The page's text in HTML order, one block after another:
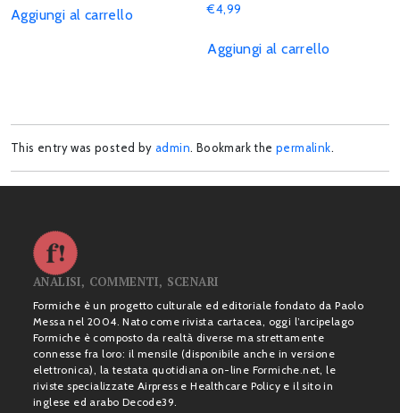
Aggiungi al carrello €4,99
Aggiungi al carrello
This entry was posted by admin. Bookmark thepermalink.
ANALISI, COMMENTI, SCENARI
Formiche è un progetto culturale ed editoriale fondato da Paolo
Messa nel 2004. Nato come rivista cartacea, oggi l’arcipelago
Formiche è composto da realtà diverse ma strettamente
connesse fra loro: il mensile (disponibile anche in versione
elettronica), la testata quotidiana on-line Formiche.net, le
riviste specializzate Airpress e Healthcare Policy e il sito in
inglese ed arabo Decode39.